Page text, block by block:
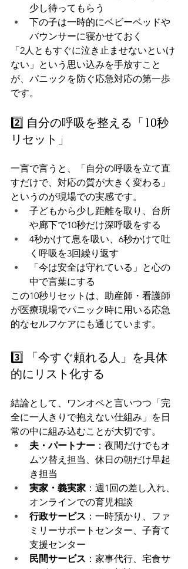
少し待ってもらう
下の子は一時的にベビーベッドや
バウンサーに寝かせておく
「2人ともすぐに泣き止ませないといけ
ない」という思い込みを手放すこと
が、パニックを防ぐ応急対応の第一歩
です。
2️⃣ 自分の呼吸を整える「10秒
リセット」
一言で言うと、「自分の呼吸を立て直
すだけで、対応の質が大きく変わる」
というのが現場での実感です。
子どもから少し距離を取り、台所
や廊下で10秒だけ深呼吸をする
4秒かけて息を吸い、6秒かけて吐
く呼吸を3回繰り返す
「今は安全は守れている」と心の
中で言葉にする
この10秒リセットは、助産師・看護師
が医療現場でパニック時に用いる応急
的なセルフケアにも通じています。
3️⃣ 「今すぐ頼れる人」を具体
的にリスト化する
結論として、ワンオペと言いつつ「完
全に一人きりで抱えない仕組み」を日
常の中に組み込むことが大切です。
夫・パートナー ：夜間だけでもオ
ムツ替え担当、休日の朝だけ早起
き担当
実家・義実家 ：週1回の差し入れ、
オンラインでの育児相談
行政サービス ：一時預かり、ファ
ミリーサポートセンター、子育て
支援センター
民間サービス ：家事代行、宅食サ